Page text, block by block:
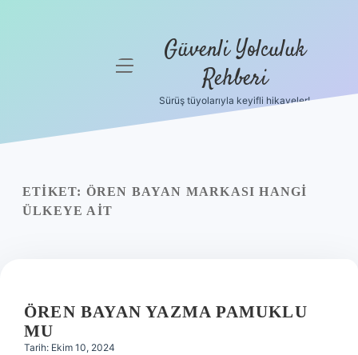
Yasal Uyarı
menüyü Güvenli Yolculuk
Rehberi
Sürüş tüyolarıyla keyifli hikayeler!
ETIKET: ÖREN BAYAN MARKASI HANGI
ÜLKEYE AIT
ÖREN BAYAN YAZMA PAMUKLU
MU
Tarih: Ekim 10, 2024